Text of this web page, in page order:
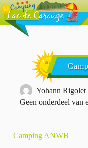
Yohann Rigolet
Geen onderdeel van
Camping ANWB